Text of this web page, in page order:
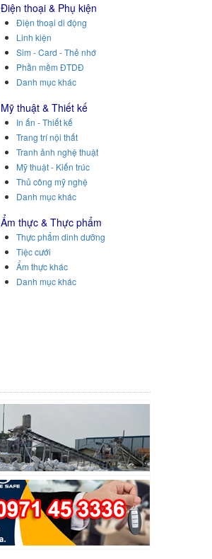
Điện thoại & Phụ kiện
Điện thoại di động
Linh kiện
Sim - Card - Thẻ nhớ
Phần mềm ĐTDĐ
Danh mục khác
Mỹ thuật & Thiết kế
In ấn - Thiết kế
Trang trí nội thất
Tranh ảnh nghệ thuật
Mỹ thuật - Kiến trúc
Thủ công mỹ nghệ
Danh mục khác
Ẩm thực & Thực phẩm
Thực phẩm dinh dưỡng
Tiệc cưới
Ẩm thực khác
Danh mục khác